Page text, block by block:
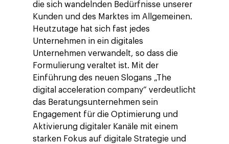
die sich wandelnden Bedürfnisse unserer
Kunden und des Marktes im Allgemeinen.
Heutzutage hat sich fast jedes
Unternehmen in ein digitales
Unternehmen verwandelt, so dass die
Formulierung veraltet ist. Mit der
Einführung des neuen Slogans „The
digital acceleration company“ verdeutlicht
das Beratungsunternehmen sein
Engagement für die Optimierung und
Aktivierung digitaler Kanäle mit einem
starken Fokus auf digitale Strategie und